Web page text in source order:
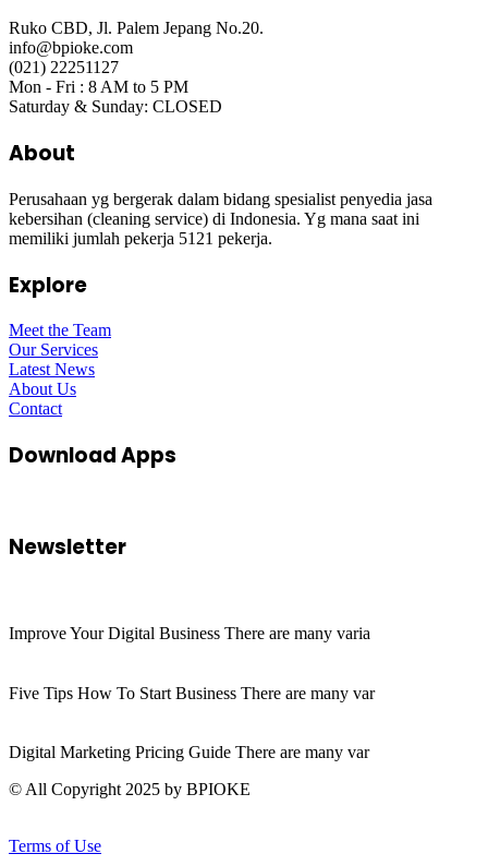
Ruko CBD, Jl. Palem Jepang No.20.
info@bpioke.com
(021) 22251127
Mon - Fri : 8 AM to 5 PM
Saturday & Sunday: CLOSED
About
Perusahaan yg bergerak dalam bidang spesialist penyedia jasa
kebersihan (cleaning service) di Indonesia. Yg mana saat ini
memiliki jumlah pekerja 5121 pekerja.
Explore
Meet the Team
Our Services
Latest News
About Us
Contact
Download Apps
Newsletter
Improve Your Digital Business There are many varia
Five Tips How To Start Business There are many var
Digital Marketing Pricing Guide There are many var
© All Copyright 2025 by BPIOKE
Terms of Use